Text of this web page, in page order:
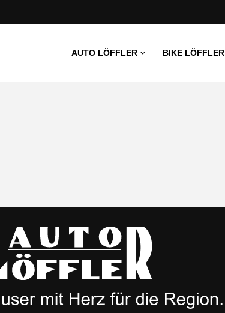
AUTO LÖFFLER BIKE LÖFFLER